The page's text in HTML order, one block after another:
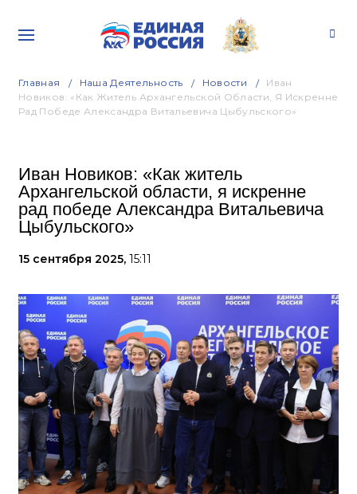
Главная Наша Деятельность Новости
Иван
Новиков: «Как Житель Архангельской Области, Я Искренне
Рад Победе Александра Витальевича Цыбульского»
Иван Новиков: «Как житель
Архангельской области, я искренне
рад победе Александра Витальевича
Цыбульского»
15 сентября 2025, 15:11